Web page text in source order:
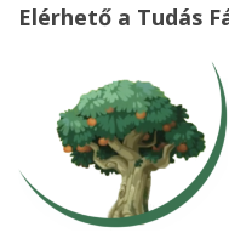
Elérhető a Tudás